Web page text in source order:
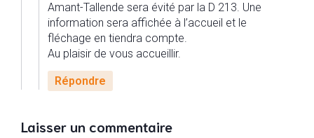
Amant-Tallende sera évité par la D 213. Une
information sera affichée à l’accueil et le
fléchage en tiendra compte.
Au plaisir de vous accueillir.
Répondre
Laisser un commentaire